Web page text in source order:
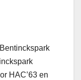
HAC’63 en